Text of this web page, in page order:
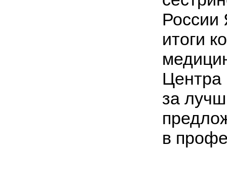
России
итоги
Центра
за
в